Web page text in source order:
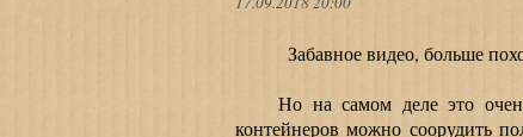
Забавное видео, больше
Но на самом деле это очень
контейнеров можно соорудить